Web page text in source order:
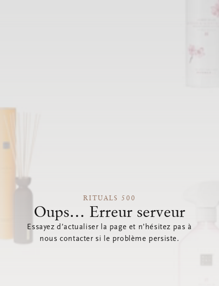
RITUALS 500
Oups… Erreur serveur
Essayez d’actualiser la page et n’hésitez pas à
nous contacter si le problème persiste.